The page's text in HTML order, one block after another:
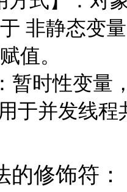
于 非静态变
值。
暂时性变量
于并发线程
的修饰符：